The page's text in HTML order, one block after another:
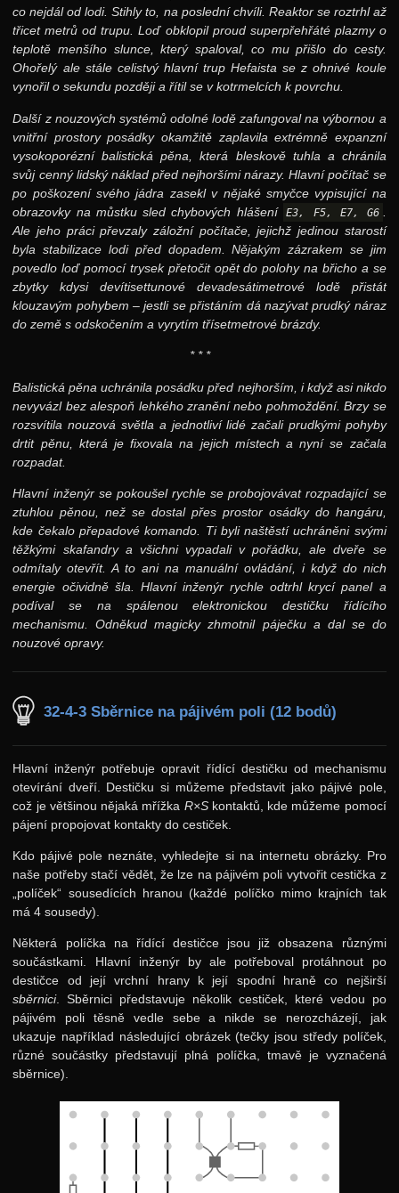
co nejdál od lodi. Stihly to, na poslední chvíli. Reaktor se roztrhl až
třicet metrů od trupu. Loď obklopil proud superpřehřáté plazmy o
teplotě menšího slunce, který spaloval, co mu přišlo do cesty.
Ohořelý ale stále celistvý hlavní trup Hefaista se z ohnivé koule
vynořil o sekundu později a řítil se v kotrmelcích k povrchu.
Další z nouzových systémů odolné lodě zafungoval na výbornou a
vnitřní prostory posádky okamžitě zaplavila extrémně expanzní
vysokoporézní balistická pěna, která bleskově tuhla a chránila
svůj cenný lidský náklad před nejhoršími nárazy. Hlavní počítač se
po poškození svého jádra zasekl v nějaké smyčce vypisující na
obrazovky na můstku sled chybových hlášení E3, F5, E7, G6
Ale jeho práci převzaly záložní počítače, jejichž jedinou starostí
byla stabilizace lodi před dopadem. Nějakým zázrakem se jim
povedlo loď pomocí trysek přetočit opět do polohy na břicho a se
zbytky kdysi devítisettunové devadesátimetrové lodě přistát
klouzavým pohybem – jestli se přistáním dá nazývat prudký náraz
do země s odskočením a vyrytím třísetmetrové brázdy.
* * *
Balistická pěna uchránila posádku před nejhorším, i když asi nikdo
nevyvázl bez alespoň lehkého zranění nebo pohmoždění. Brzy se
rozsvítila nouzová světla a jednotliví lidé začali prudkými pohyby
drtit pěnu, která je fixovala na jejich místech a nyní se začala
rozpadat.
Hlavní inženýr se pokoušel rychle se probojovávat rozpadající se
ztuhlou pěnou, než se dostal přes prostor osádky do hangáru,
kde čekalo přepadové komando. Ti byli naštěstí uchráněni svými
těžkými skafandry a všichni vypadali v pořádku, ale dveře se
odmítaly otevřít. A to ani na manuální ovládání, i když do nich
energie očividně šla. Hlavní inženýr rychle odtrhl krycí panel a
podíval se na spálenou elektronickou destičku řídícího
mechanismu. Odněkud magicky zhmotnil páječku a dal se do
nouzové opravy.
32-4-3 Sběrnice na pájivém poli (12 bodů)
Hlavní inženýr potřebuje opravit řídící destičku od mechanismu
otevírání dveří. Destičku si můžeme představit jako pájivé pole,
což je většinou nějaká mřížka R×Skontaktů, kde můžeme pomocí
pájení propojovat kontakty do cestiček.
Kdo pájivé pole neznáte, vyhledejte si na internetu obrázky. Pro
naše potřeby stačí vědět, že lze na pájivém poli vytvořit cestička z
„políček“ sousedících hranou (každé políčko mimo krajních tak
má 4 sousedy).
Některá políčka na řídící destičce jsou již obsazena různými
součástkami. Hlavní inženýr by ale potřeboval protáhnout po
destičce od její vrchní hrany k její spodní hraně co nejširší
sběrnici. Sběrnici představuje několik cestiček, které vedou po
pájivém poli těsně vedle sebe a nikde se nerozcházejí, jak
ukazuje například následující obrázek (tečky jsou středy políček,
různé součástky představují plná políčka, tmavě je vyznačená
sběrnice).